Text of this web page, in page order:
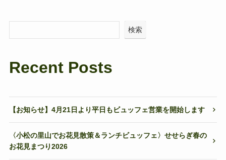
検索
Recent Posts
【お知らせ】4月21日より平日もビュッフェ営業を開始します
〈小松の里山でお花見散策＆ランチビュッフェ〉せせらぎ春の
お花見まつり2026